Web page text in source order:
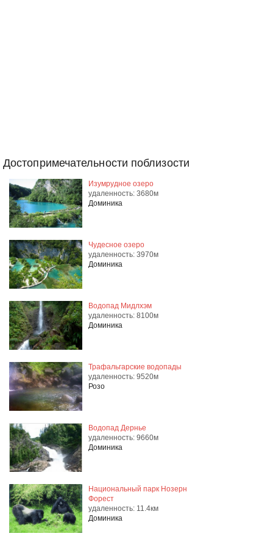
Достопримечательности поблизости
Изумрудное озеро
удаленность: 3680м
Доминика
Чудесное озеро
удаленность: 3970м
Доминика
Водопад Мидлхэм
удаленность: 8100м
Доминика
Трафальгарские водопады
удаленность: 9520м
Розо
Водопад Дернье
удаленность: 9660м
Доминика
Национальный парк Нозерн
Форест
удаленность: 11.4км
Доминика